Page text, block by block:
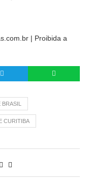
| Proibida a
CURITIBA